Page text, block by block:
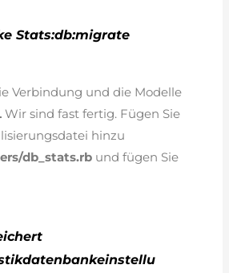
Stats:db:migrate
Verbindung und die Modelle
Wir sind fast fertig. Fügen Sie
hinzu
db_stats.rb und fügen Sie